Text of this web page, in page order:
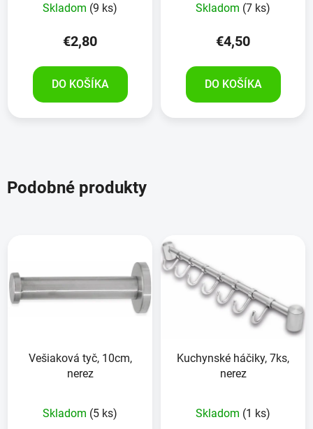
Skladom (9 ks)
€2,80
DO KOŠÍKA
Skladom (7 ks)
€4,50
DO KOŠÍKA
Podobné produkty
Vešiaková tyč, 10cm,
nerez
Skladom (5 ks)
Kuchynské háčiky, 7ks,
nerez
Skladom (1 ks)